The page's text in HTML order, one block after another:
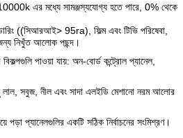
এর মধ্যে সামঞ্জস্যযোগ্য হতে পারে, 0% থেকে
((সিআরআই> 95ra), ফিল্ম এবং টিভি পরিষেবা,
নিখুঁত আলোক পছন্দ।
পাওয়া যায়: অন-বোর্ড কন্ট্রোল প্যানেল,
সবুজ, নীল এবং সাদা এলইডি মেশানো নরম আলোর
পড়া প্যানেলগুলির একটি সঠিক নির্বাচনের সংমিশ্রণ।